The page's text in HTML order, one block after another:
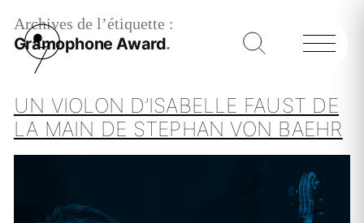
Archives de l’étiquette :
Gramophone Award
UN VIOLON D’ISABELLE FAUST DE
LA MAIN DE STEPHAN VON BAEHR